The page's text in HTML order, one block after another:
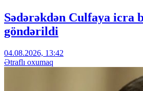
Sədərəkdən Culfaya icra
göndərildi
04.08.2026, 13:42
Ətraflı oxumaq